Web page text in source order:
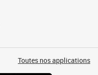
Toutes nos applications